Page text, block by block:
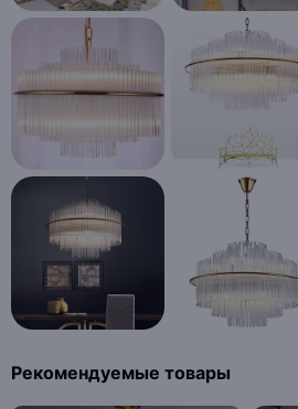
Рекомендуемые товары